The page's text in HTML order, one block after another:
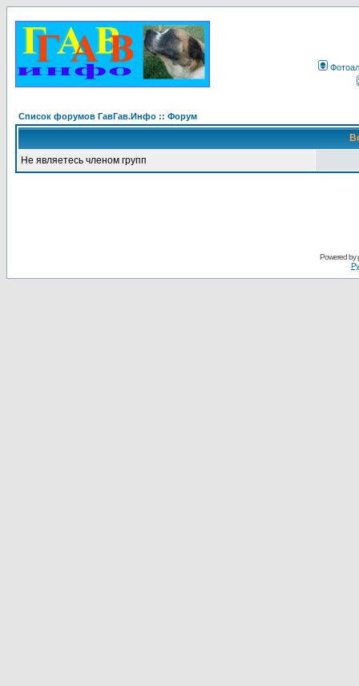
Список форумов ГавГав.Инфо :: Форум
Не являетесь членом групп
Powered by